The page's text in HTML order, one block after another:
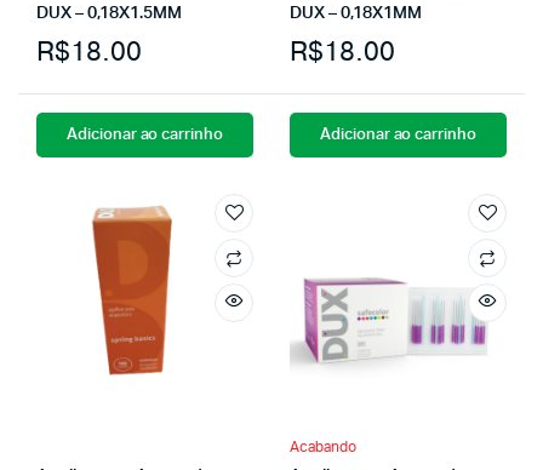
DUX – 0,18X1.5MM
R$18.00
Adicionar ao carrinho
DUX – 0,18X1MM
R$18.00
Adicionar ao carrinho
Acabando